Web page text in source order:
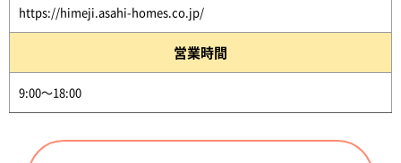
https://himeji.asahi-homes.co.jp/
営業時間
9:00～18:00